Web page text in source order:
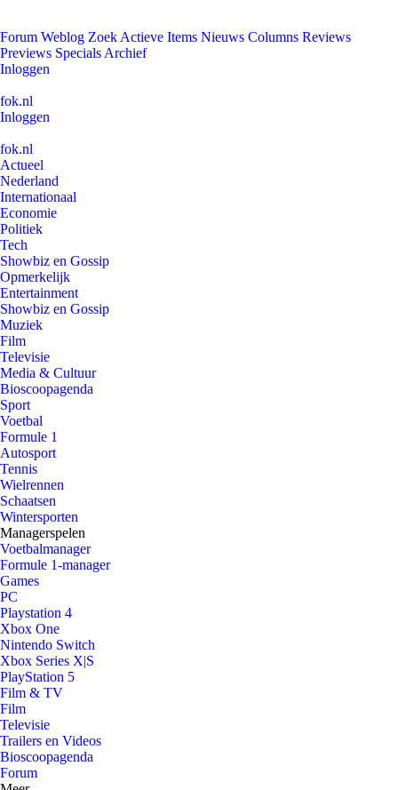
Forum Weblog Zoek Actieve Items Nieuws Columns Reviews
Previews Specials Archief
Inloggen
fok.nl
Inloggen
fok.nl
Actueel
Nederland
Internationaal
Economie
Politiek
Tech
Showbiz en Gossip
Opmerkelijk
Entertainment
Showbiz en Gossip
Muziek
Film
Televisie
Media & Cultuur
Bioscoopagenda
Sport
Voetbal
Formule 1
Autosport
Tennis
Wielrennen
Schaatsen
Wintersporten
Managerspelen
Voetbalmanager
Formule 1-manager
Games
PC
Playstation 4
Xbox One
Nintendo Switch
Xbox Series X|S
PlayStation 5
Film & TV
Film
Televisie
Trailers en Videos
Bioscoopagenda
Forum